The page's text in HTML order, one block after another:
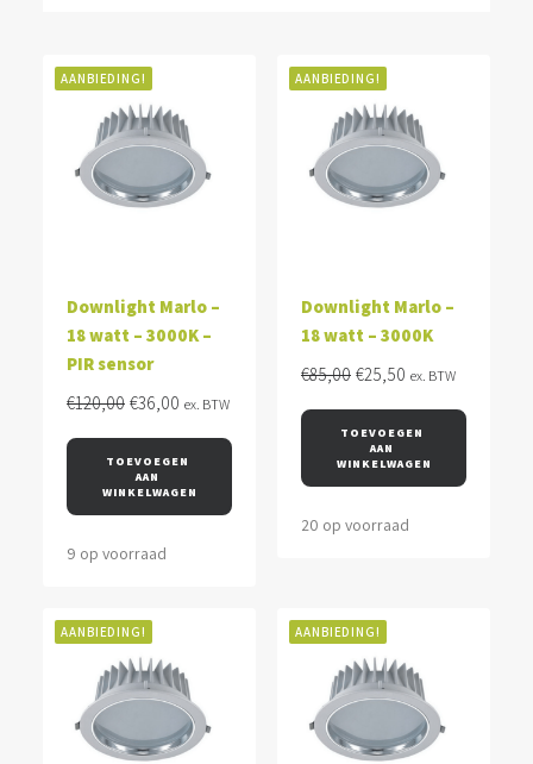
AANBIEDING!
Downlight Marlo –
18 watt – 3000K –
PIR sensor
€120,00 Oorspronkelijke
was:
€120,00.
€36,00 Huidige
is:
€36,00.
ex. BTW
TOEVOEGEN
AAN
WINKELWAGEN
9 op voorraad
AANBIEDING!
Downlight Marlo –
18 watt – 3000K
€85,00 Oorspronkelijke
was:
€85,00.
€25,50 Huidige
is:
€25,50.
ex. BTW
TOEVOEGEN
AAN
WINKELWAGEN
20 op voorraad
AANBIEDING! AANBIEDING!